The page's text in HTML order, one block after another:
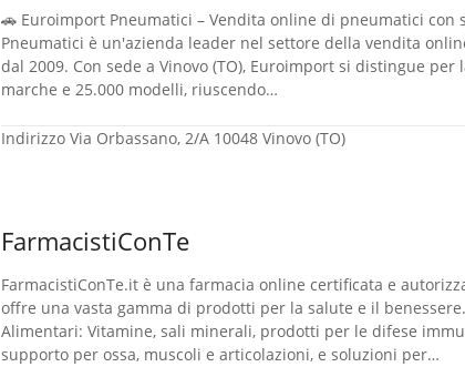
🚗 Euroimport Pneumatici – Vendita online di pneumatici
Pneumatici è un'azienda leader nel settore della vendita
dal 2009. Con sede a Vinovo (TO), Euroimport si distingue
marche e 25.000 modelli, riuscendo…
Indirizzo Via Orbassano, 2/A 10048 Vinovo (TO)
FarmacistiConTe
​FarmacistiConTe.it è una farmacia online certificata e
offre una vasta gamma di prodotti per la salute e il
Alimentari: Vitamine, sali minerali, prodotti per le difese
supporto per ossa, muscoli e articolazioni, e soluzioni per…